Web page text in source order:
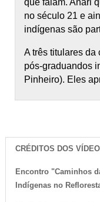
que falam. Anari
no século 21 e
indígenas são
A três titulares da
pós-graduandos
Pinheiro). Eles
CRÉDITOS DOS
Encontro "Caminhos
Indígenas no